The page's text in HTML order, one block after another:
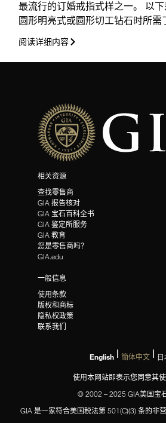
最流行的订婚戒指式样之一。 以
圆形明亮式或圆形切工钻石时所需
阅读详细内容
相关资源
查找零售商
GIA 报告核对
GIA 宝石百科全书
GIA 鉴定所服务
GIA 教育
您是零售商吗？
GIA.edu
一般信息
使用条款
版权和商标
隐私权政策
联系我们
English 簡体中文
使用本网站即表示您同意其使
© 2002 – 2025 GIA美国宝
GIA 是一家符合美国税法第 501(C)(3) 条的非